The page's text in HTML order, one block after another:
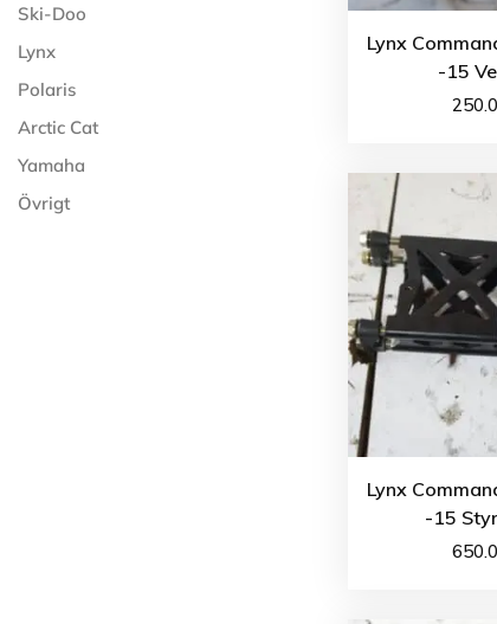
Ski-Doo
Lynx
Polaris
Arctic Cat
Yamaha
Övrigt
Lynx
-15
Lynx
-15